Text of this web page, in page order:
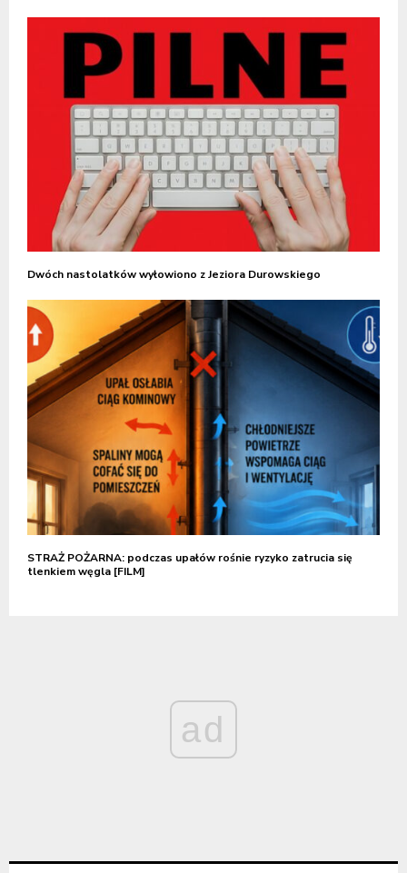
Dwóch nastolatków wyłowiono z Jeziora Durowskiego
STRAŻ POŻARNA: podczas upałów rośnie ryzyko zatrucia się
tlenkiem węgla [FILM]
ad